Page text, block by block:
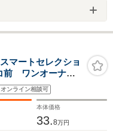
マートセレクショ
前 ワンオーナ
ーナビ ワンセ
AT HIDライ
オンライン相談可
本体価格
33.8万円